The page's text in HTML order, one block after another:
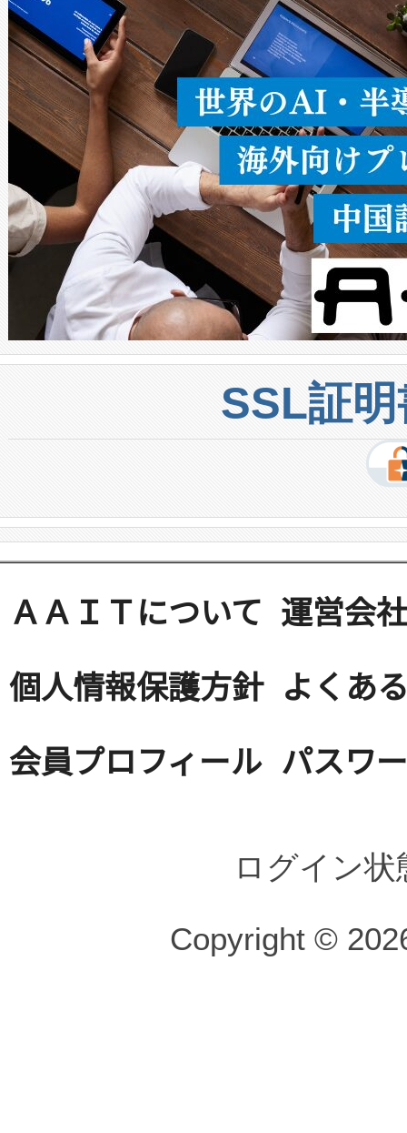
うにします。遠距離まで届く
密度なスキャ […]
SSL証
ＡＡＩＴについて 運営会社
個人情報保護方針 よくあ
会員プロフィール パスワ
ログイン
Copyright ©